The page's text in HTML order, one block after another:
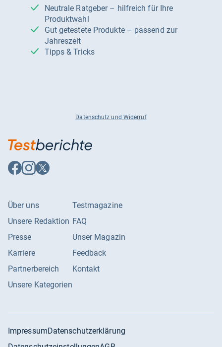
Neutrale Ratgeber – hilfreich für Ihre
Produktwahl
Gut getestete Produkte – passend zur
Jahreszeit
Tipps & Tricks
Datenschutz und Widerruf
Auf
Facebook
Auf
Instagram
Auf
X
Über uns
Unsere Redaktion
Presse
Karriere
Partnerbereich
Unsere Kategorien
Testmagazine
FAQ
Unser Magazin
Feedback
Kontakt
ImpressumDatenschutzerklärung